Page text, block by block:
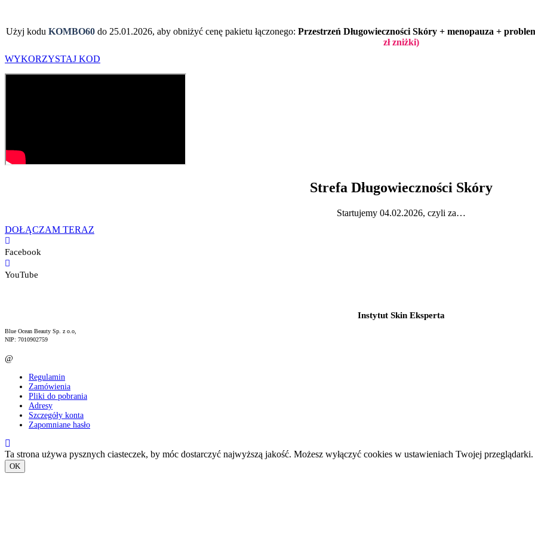
Użyj kodu KOMBO60 do 25.01.2026, aby obniżyć cenę pakietu łączonego: Przestrzeń Długowieczności Skóry + menopauza +
zł zniżki)
WYKORZYSTAJ KOD
Strefa Długowieczności Skóry
Startujemy 04.02.2026, czyli za…
DOŁĄCZAM TERAZ
Facebook
YouTube
Instytut Skin Eksperta
Blue Ocean Beauty Sp. z o.o,
NIP: 7010902759
@
Regulamin
Zamówienia
Pliki do pobrania
Adresy
Szczegóły konta
Zapomniane hasło
Ta strona używa pysznych ciasteczek, by móc dostarczyć najwyższą jakość. Możesz wyłączyć cookies w ustawieniach Twojej przeglądarki.
OK